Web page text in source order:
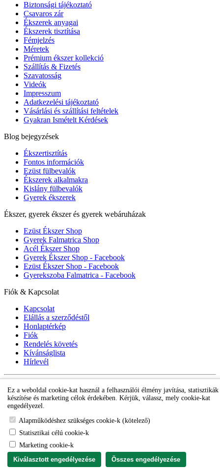
Biztonsági tájékoztató
Csavaros zár
Ékszerek anyagai
Ékszerek tisztítása
Fémjelzés
Méretek
Prémium ékszer kollekció
Szállítás & Fizetés
Szavatosság
Videók
Impresszum
Adatkezelési tájékoztató
Vásárlási és szállítási feltételek
Gyakran Ismételt Kérdések
Blog bejegyzések
Ékszertisztítás
Fontos információk
Ezüst fülbevalók
Ékszerek alkalmakra
Kislány fülbevalók
Gyerek ékszerek
Ékszer, gyerek ékszer és gyerek webáruházak
Ezüst Ékszer Shop
Gyerek Falmatrica Shop
Acél Ékszer Shop
Gyerek Ékszer Shop - Facebook
Ezüst Ékszer Shop - Facebook
Gyerekszoba Falmatrica - Facebook
Fiók & Kapcsolat
Kapcsolat
Elállás a szerződéstől
Honlaptérkép
Fiók
Rendelés követés
Kívánságlista
Hírlevél
Ez a weboldal cookie-kat használ a felhasználói élmény javítása, statisztikák
készítése és marketing célok érdekében. Kérjük, válassz, mely cookie-kat
engedélyezel.
Alapműködéshez szükséges cookie-k (kötelező)
Statisztikai célú cookie-k
Marketing cookie-k
Kiválasztott engedélyezése
Összes engedélyezése